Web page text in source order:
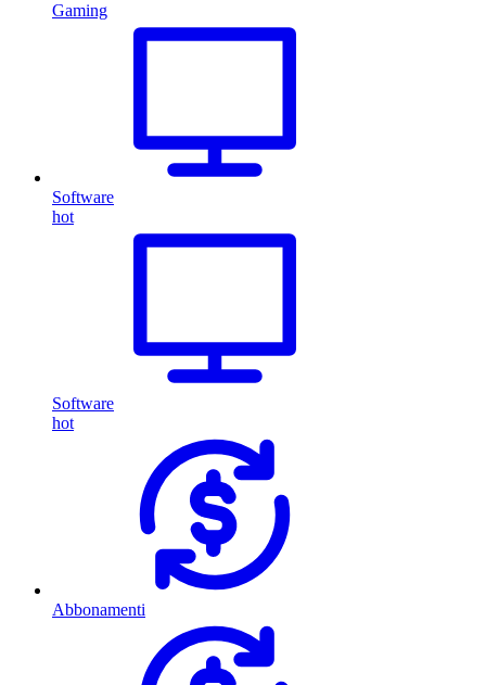
Gaming
Software
hot
Software
hot
Abbonamenti